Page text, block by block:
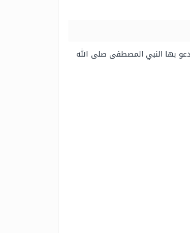
بها النبي المصطفى صلى الله